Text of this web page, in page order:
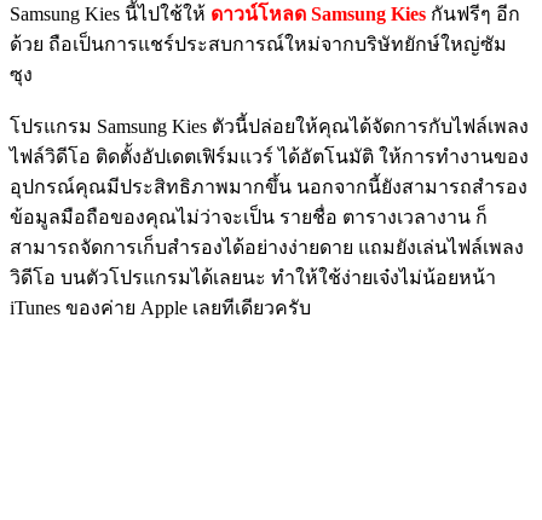
Samsung Kies นี้ไปใช้ให้ ดาวน์โหลด Samsung Kies กันฟรีๆ อีก
ด้วย ถือเป็นการแชร์ประสบการณ์ใหม่จากบริษัทยักษ์ใหญ่ซัม
ซุง
โปรแกรม Samsung Kies ตัวนี้ปล่อยให้คุณได้จัดการกับไฟล์เพลง
ไฟล์วิดีโอ ติดตั้งอัปเดตเฟิร์มแวร์ ได้อัตโนมัติ ให้การทำงานของ
อุปกรณ์คุณมีประสิทธิภาพมากขึ้น นอกจากนี้ยังสามารถสำรอง
ข้อมูลมือถือของคุณไม่ว่าจะเป็น รายชื่อ ตารางเวลางาน ก็
สามารถจัดการเก็บสำรองได้อย่างง่ายดาย แถมยังเล่นไฟล์เพลง
วิดีโอ บนตัวโปรแกรมได้เลยนะ ทำให้ใช้ง่ายเจ๋งไม่น้อยหน้า
iTunes ของค่าย Apple เลยทีเดียวครับ